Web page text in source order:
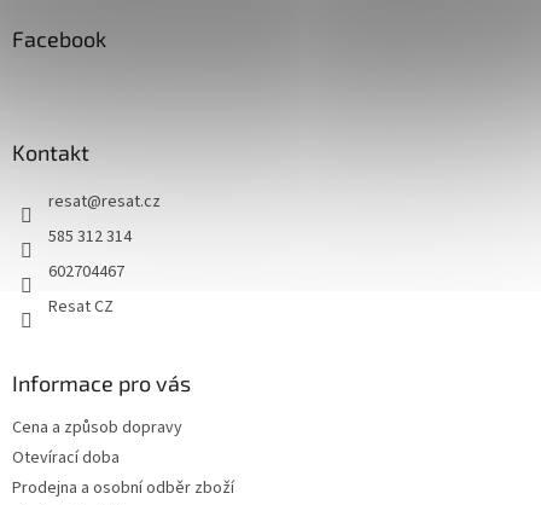
Facebook
Kontakt
resat@resat.cz
585 312 314
602704467
Resat CZ
Informace pro vás
Cena a způsob dopravy
Otevírací doba
Prodejna a osobní odběr zboží